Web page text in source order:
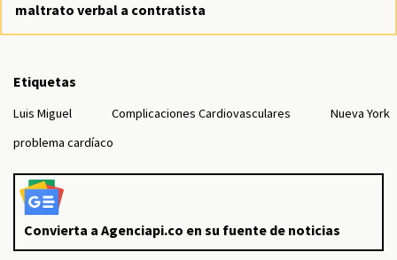
maltrato verbal a contratista
Etiquetas
Luis Miguel Complicaciones Cardiovasculares
Nueva York
problema cardíaco
Convierta a Agenciapi.co en su fuente de noticias